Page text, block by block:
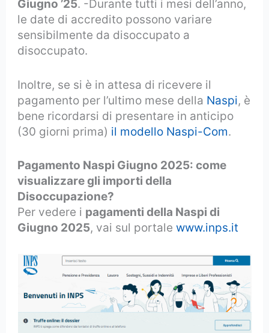
Giugno ’25. -Durante tutti i mesi dell’anno,
le date di accredito possono variare
sensibilmente da disoccupato a
disoccupato.
Inoltre, se si è in attesa di ricevere il
pagamento per l’ultimo mese della Naspi, è
bene ricordarsi di presentare in anticipo
(30 giorni prima) il modello Naspi-Com.
Pagamento Naspi Giugno 2025: come
visualizzare gli importi della
Disoccupazione?
Per vedere i pagamenti della Naspi di
Giugno 2025, vai sul portalewww.inps.it